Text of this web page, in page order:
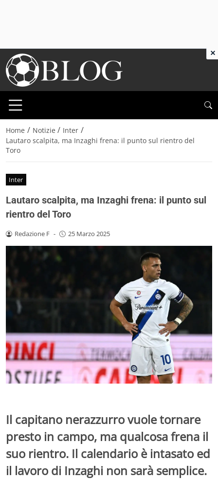
Home / Notizie / Inter /
Lautaro scalpita, ma Inzaghi frena: il punto sul rientro del
Toro
Inter
Lautaro scalpita, ma Inzaghi frena: il punto sul
rientro del Toro
Redazione F - 25 Marzo 2025
Il capitano nerazzurro vuole tornare
presto in campo, ma qualcosa frena il
suo rientro. Il calendario è intasato ed
il lavoro di Inzaghi non sarà semplice.
×